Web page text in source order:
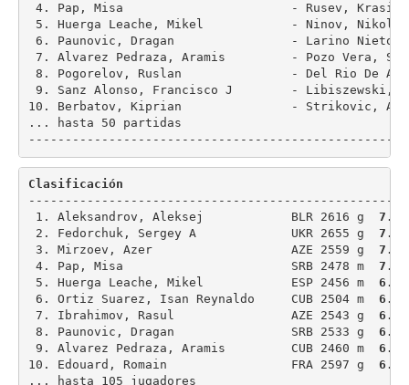
4. Pap, Misa                       - Rusev,
5. Huerga Leache, Mikel            - Ninov,
6. Paunovic, Dragan                - Larino
7. Alvarez Pedraza, Aramis         - Pozo Vera,
8. Pogorelov, Ruslan               - Del Rio De
9. Sanz Alonso, Francisco J        -
10. Berbatov, Kiprian               - Strikovic,
... hasta 50 partidas
Clasificación
---------------------------------------------------
1. Aleksandrov, Aleksej            BLR 2616 g 7.5
2. Fedorchuk, Sergey A             UKR 2655 g 7.0
3. Mirzoev, Azer                   AZE 2559 g 7.0
4. Pap, Misa                       SRB 2478 m 7.0
5. Huerga Leache, Mikel            ESP 2456 m 6.5
6. Ortiz Suarez, Isan Reynaldo     CUB 2504 m 6.5
7. Ibrahimov, Rasul                AZE 2543 g 6.5
8. Paunovic, Dragan                SRB 2533 g 6.5
9. Alvarez Pedraza, Aramis         CUB 2460 m 6.5
10. Edouard, Romain                 FRA 2597 g 6.5
... hasta 105 jugadores